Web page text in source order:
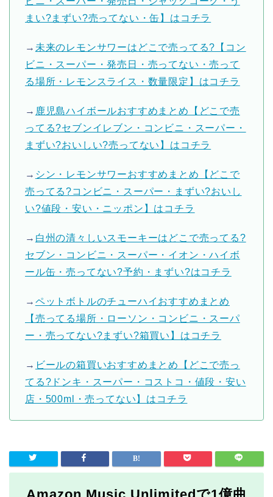
まい?まずい?売ってない・缶】はコチラ
→ 未来のレモンサワーはどこで売ってる?【コン
ビニ・スーパー・発売日・売ってない・売って
る場所・レモンスライス・数量限定】はコチラ
→ 鹿児島ハイボールおすすめまとめ【どこで売
ってる?セブンイレブン・コンビニ・スーパー・
まずい?おいしい?売ってない】はコチラ
→ シン・レモンサワーおすすめまとめ【どこで
売ってる?コンビニ・スーパー・まずい?おいし
い?値段・安い・ニッポン】はコチラ
→ 白州の清々しいスモーキーはどこで売ってる?
セブン・コンビニ・スーパー・イオン・ハイボ
ール缶・売ってない?予約・まずい?はコチラ
→ ペットボトルのチューハイおすすめまとめ
【売ってる場所・ローソン・コンビニ・スーパ
ー・売ってない?まずい?箱買い】はコチラ
→ ビールの箱買いおすすめまとめ【どこで売っ
てる?ドンキ・スーパー・コストコ・値段・安い
店・500ml・売ってない】はコチラ